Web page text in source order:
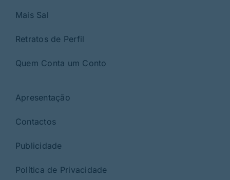
Mais Sal
Retratos de Perfil
Quem Conta um Conto
Apresentação
Contactos
Publicidade
Política de Privacidade